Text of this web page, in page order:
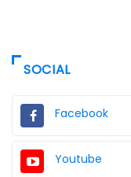
SOCIAL
Facebook
Youtube